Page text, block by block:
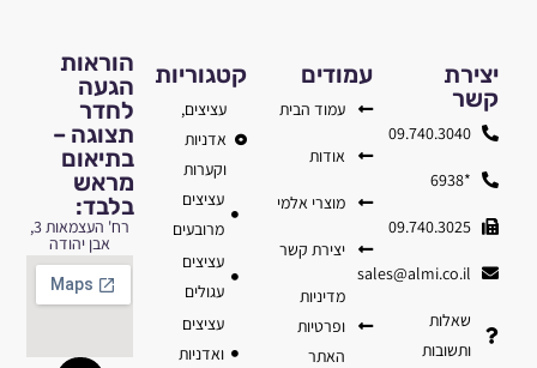
הוראות
הגעה
לחדר
תצוגה –
בתיאום
מראש
בלבד:
רח' העצמאות 3,
אבן יהודה
קטגוריות
עציצים,
אדניות
וקערות
עציצים
מרובעים
עציצים
עגולים
עציצים
ואדניות
עמודים
עמוד הבית
אודות
מוצרי אלמי
יצירת קשר
מדיניות
ופרטיות
האתר
יצירת
קשר
09.740.3040
*6938
09.740.3025
sales@almi.co.il
שאלות
ותשובות